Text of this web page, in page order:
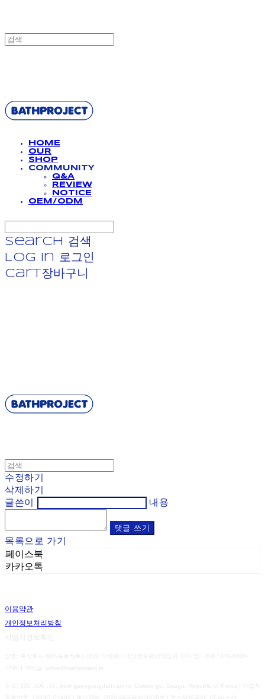
HOME
OUR
SHOP
COMMUNITY
Q&A
REVIEW
NOTICE
OEM/ODM
Search
검색
Log In
로그인
Cart장바구니
수정하기
삭제하기
글쓴이
내용
댓글 쓰기
목록으로 가기
페이스북
카카오톡
이용약관
개인정보처리방침
사업자정보확인
상호: 주식회사 배쓰프로젝트 | 대표: 박종원 | 개인정보관리책임자: 이다정 | 전화: 070-8800-
7700 | 이메일: office@bathproject.kr
주소: 305 ,306 ,37, Seongseogongdannam-ro, Dalseo-gu, Daegu, Republic of Korea | 사업자
193-87-01409 2020-대구달서-0928호 | 호스팅제공자: (주)식스샵